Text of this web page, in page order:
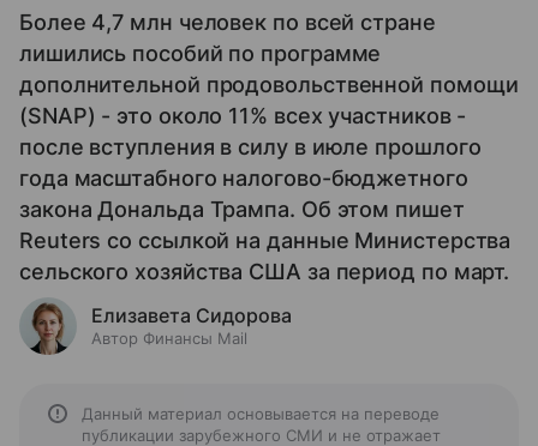
Более 4,7 млн человек по всей стране
лишились пособий по программе
дополнительной продовольственной помощи
(SNAP) - это около 11% всех участников -
после вступления в силу в июле прошлого
года масштабного налогово-бюджетного
закона Дональда Трампа. Об этом пишет
Reuters со ссылкой на данные Министерства
сельского хозяйства США за период по март.
Елизавета Сидорова
Автор Финансы Mail
Данный материал основывается на переводе
публикации зарубежного СМИ и не отражает